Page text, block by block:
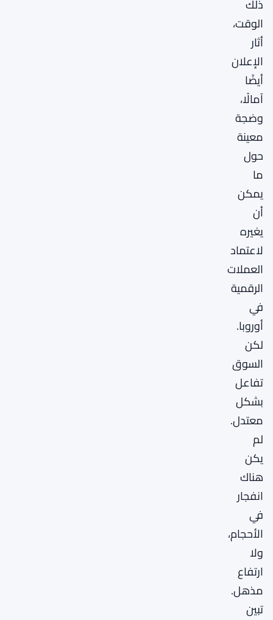
ذلك
الوقت،
أثار
الإعلان
أيضًا
آمالًا،
وضجة
معينة
حول
ما
يمكن
أن
يغيره
لاعتماد
العملات
الرقمية
في
أوروبا.
لكن
السوق
تفاعل
بشكل
معتدل.
لم
يكن
هناك
انفجار
في
الأحجام،
ولا
ارتفاع
مذهل.
تبين